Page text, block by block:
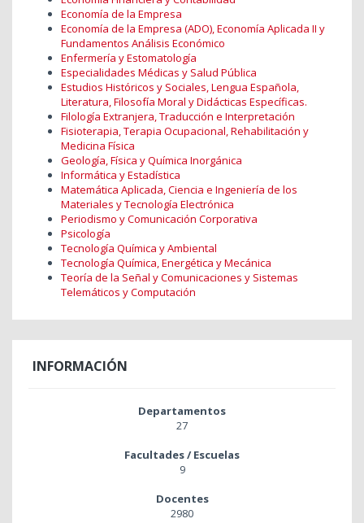
Economía de la Empresa
Economía de la Empresa (ADO), Economía Aplicada II y
Fundamentos Análisis Económico
Enfermería y Estomatología
Especialidades Médicas y Salud Pública
Estudios Históricos y Sociales, Lengua Española,
Literatura, Filosofía Moral y Didácticas Específicas.
Filología Extranjera, Traducción e Interpretación
Fisioterapia, Terapia Ocupacional, Rehabilitación y
Medicina Física
Geología, Física y Química Inorgánica
Informática y Estadística
Matemática Aplicada, Ciencia e Ingeniería de los
Materiales y Tecnología Electrónica
Periodismo y Comunicación Corporativa
Psicología
Tecnología Química y Ambiental
Tecnología Química, Energética y Mecánica
Teoría de la Señal y Comunicaciones y Sistemas
Telemáticos y Computación
INFORMACIÓN
Departamentos
27
Facultades / Escuelas
9
Docentes
2980